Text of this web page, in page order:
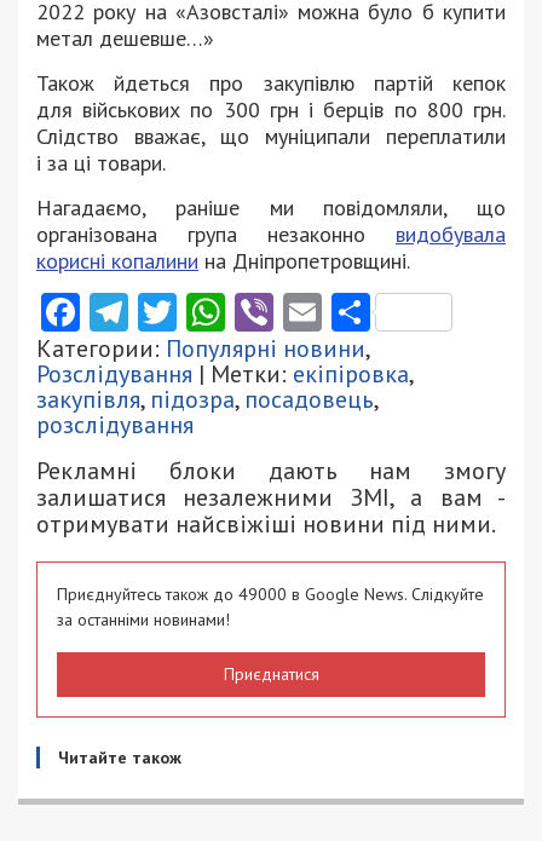
2022 року на «Азовсталі» можна було б купити
метал дешевше…»
Також йдеться про закупівлю партій кепок
для військових по 300 грн і берців по 800 грн.
Слідство вважає, що муніципали переплатили
і за ці товари.
Нагадаємо, раніше ми повідомляли, що
організована група незаконно видобувала
корисні копалини на Дніпропетровщині.
Facebook
Telegram
Twitter
WhatsApp
ViberEmail
Категории: Популярні новини,
Розслідування | Метки: екіпіровка,
закупівля, підозра, посадовець,
розслідування
Рекламні блоки дають нам змогу
залишатися незалежними ЗМІ, а вам -
отримувати найсвіжіші новини під ними.
Приєднуйтесь також до 49000 в Google News. Слідкуйте
за останніми новинами!
Приєднатися
Читайте також